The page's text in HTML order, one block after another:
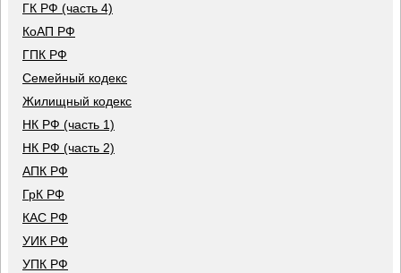
ГК РФ (часть 4)
КоАП РФ
ГПК РФ
Семейный кодекс
Жилищный кодекс
НК РФ (часть 1)
НК РФ (часть 2)
АПК РФ
ГрК РФ
КАС РФ
УИК РФ
УПК РФ